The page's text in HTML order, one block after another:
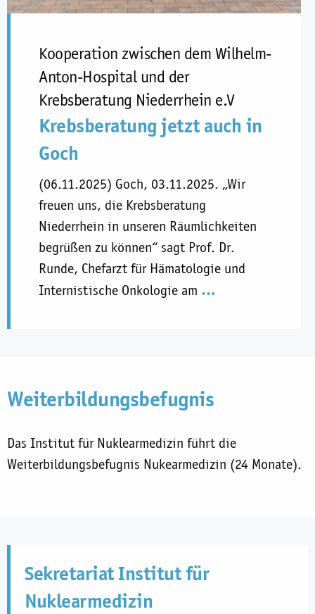
Kooperation zwischen dem Wilhelm-
Anton-Hospital und der
Krebsberatung Niederrhein e.V
Krebsberatung jetzt auch in
Goch
(06.11.2025) Goch, 03.11.2025. „Wir
freuen uns, die Krebsberatung
Niederrhein in unseren Räumlichkeiten
begrüßen zu können“ sagt Prof. Dr.
Runde, Chefarzt für Hämatologie und
Internistische Onkologie am …
Weiterbildungsbefugnis
Das Institut für Nuklearmedizin führt die
Weiterbildungsbefugnis Nukearmedizin (24 Monate).
Sekretariat Institut für
Nuklearmedizin